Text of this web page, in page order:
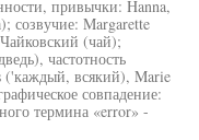
привычки: Hanna,
созвучие: Margarette
(чай);
частотность
('каждый, всякий), Marie
совпадение:
термина «error» -